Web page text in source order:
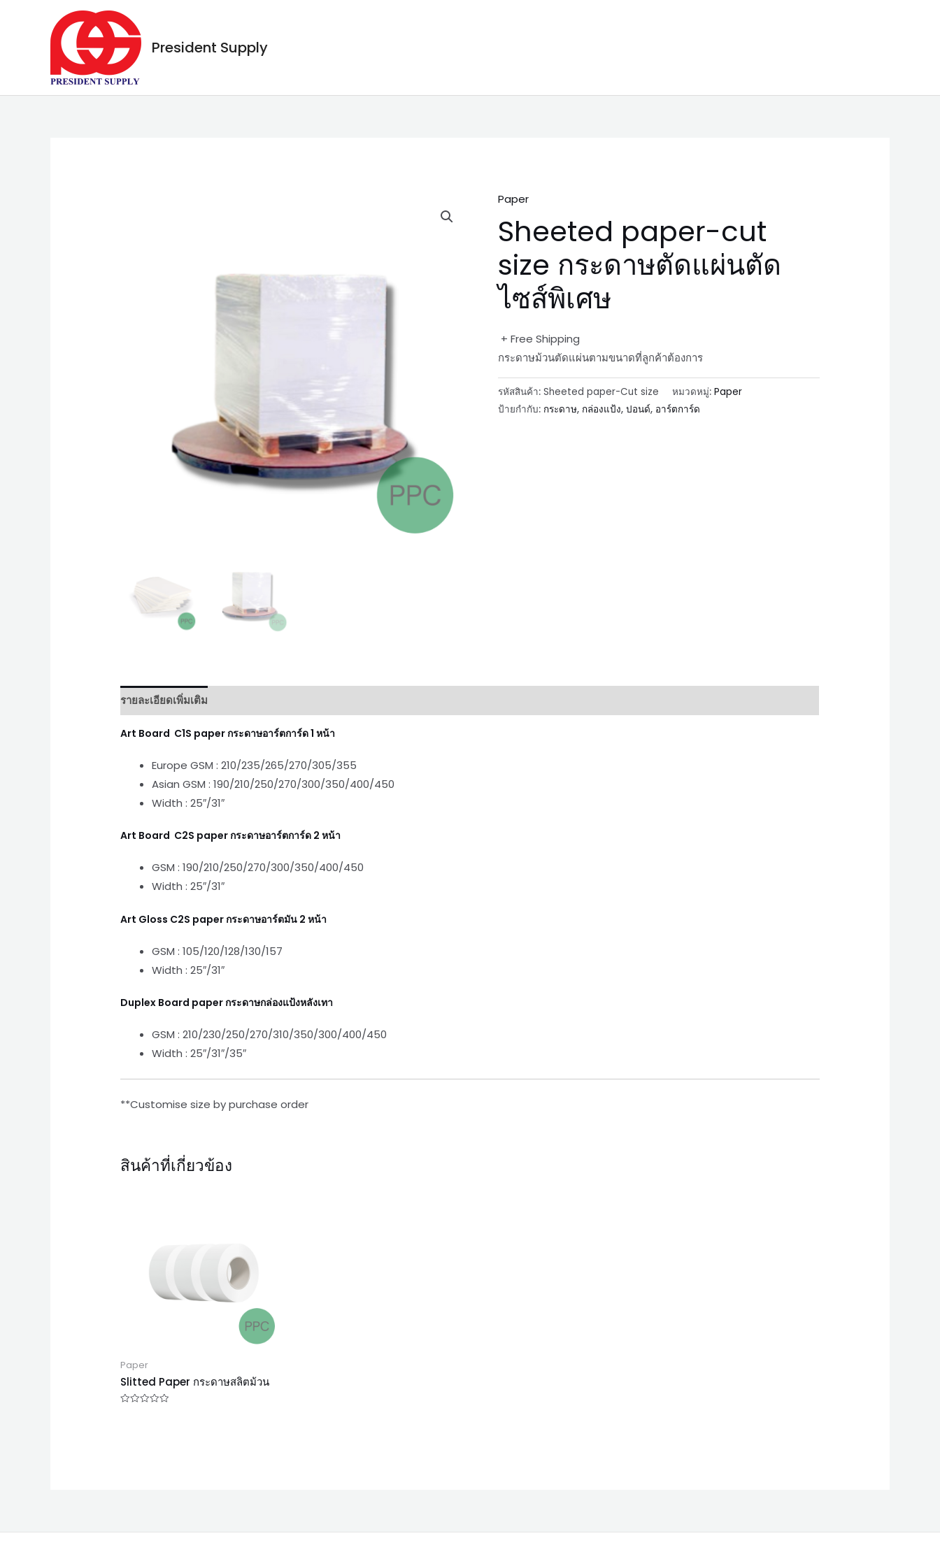
President Supply
Paper
Sheeted paper-cut
size กระดาษตัดแผ่นตัด
ไซส์พิเศษ
+ Free Shipping
กระดาษม้วนตัดแผ่นตามขนาดที่ลูกค้าต้องการ
รหัสสินค้า: Sheeted paper-Cut size หมวดหมู่: Paper
ป้ายกำกับ: กระดาษ, กล่องแป้ง, ปอนด์, อาร์ตการ์ด
รายละเอียดเพิ่มเติม
Art Board C1S paper กระดาษอาร์ตการ์ด 1 หน้า
Europe GSM : 210/235/265/270/305/355
Asian GSM : 190/210/250/270/300/350/400/450
Width : 25″/31″
Art Board C2S paper กระดาษอาร์ตการ์ด 2 หน้า
GSM : 190/210/250/270/300/350/400/450
Width : 25″/31″
Art Gloss C2S paper กระดาษอาร์ตมัน 2 หน้า
GSM : 105/120/128/130/157
Width : 25″/31″
Duplex Board paper กระดาษกล่องแป้งหลังเทา
GSM : 210/230/250/270/310/350/300/400/450
Width : 25″/31″/35″
**Customise size by purchase order
สินค้าที่เกี่ยวข้อง
Paper
Slitted Paper กระดาษสลิตม้วน